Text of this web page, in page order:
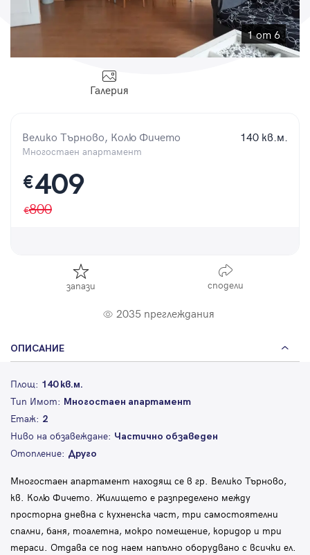
1 от 6
Галерия
Велико Търново, Колю Фичето
Многостаен апартамент
140 кв.м.
€409
800
запази сподели
2035 преглеждания
ОПИСАНИЕ
Площ: 140 кв.м.
Тип Имот: Многостаен апартамент
Етаж: 2
Ниво на обзавеждане: Частично обзаведен
Отопление: Друго
Многостаен апартамент находящ се в гр. Велико Търново,
кв. Колю Фичето. Жилището е разпределено между
просторна дневна с кухненска част, три самостоятелни
спални, баня, тоалетна, мокро помещение, коридор и три
тераси. Отдава се под наем напълно оборудвано с всички ел.
Парола
Вход с имейл
Забравена парола